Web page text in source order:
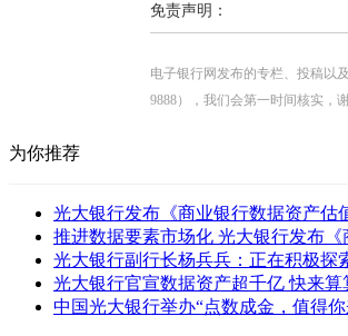
免责声明：
电子银行网发布的专栏、投稿以
9888），我们会第一时间核实，
为你推荐
光大银行发布《商业银行数据资产估
推进数据要素市场化 光大银行发布
光大银行副行长杨兵兵：正在积极探
光大银行官宣数据资产超千亿 快来算
中国光大银行举办“点数成金，值得